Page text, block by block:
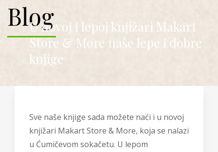
Blog
U novoj i lepoj knjižari Makart
Store & More naše lepe i dobre
knjige
Sve naše knjige sada možete naći i u novoj
knjižari Makart Store & More, koja se nalazi
u Ćumičevom sokačetu. U lepom